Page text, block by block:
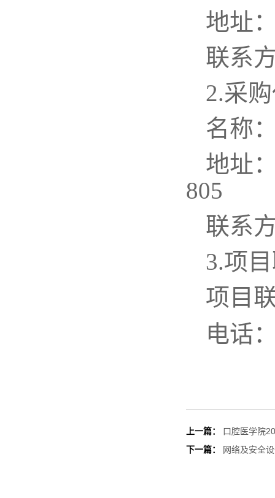
地址
联系
2.采
名
地址
联系
3.项
项目
电话
上一篇：
口腔医学院
下一篇：
网络及安全